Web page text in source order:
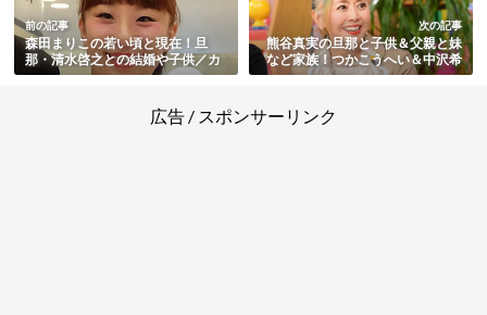
前の記事
森田まりこの若い頃と現在！旦
那・清水啓之との結婚や子供／カ
ップ数や身長も紹介
次の記事
熊谷真実の旦那と子供＆父親と妹
など家族！つかこうへい＆中沢希
水との離婚原因・若い頃のかわい
広告 / スポンサーリンク